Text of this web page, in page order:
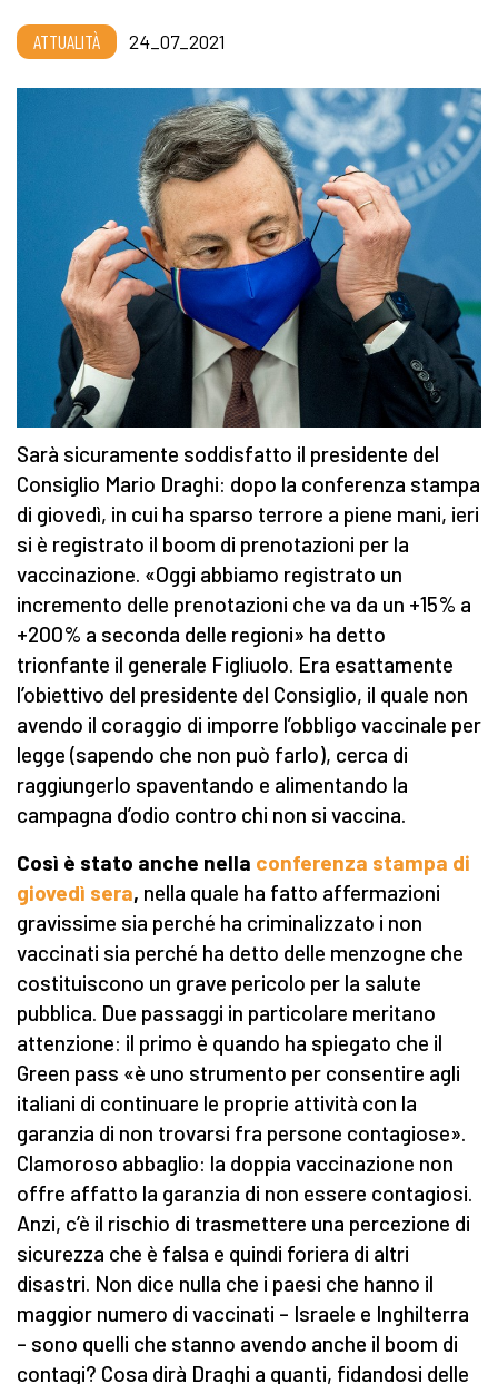
ATTUALITÀ 24_07_2021
Sarà sicuramente soddisfatto il presidente del
Consiglio Mario Draghi: dopo la conferenza stampa
di giovedì, in cui ha sparso terrore a piene mani, ieri
si è registrato il boom di prenotazioni per la
vaccinazione. «Oggi abbiamo registrato un
incremento delle prenotazioni che va da un +15% a
+200% a seconda delle regioni» ha detto
trionfante il generale Figliuolo. Era esattamente
l’obiettivo del presidente del Consiglio, il quale non
avendo il coraggio di imporre l’obbligo vaccinale per
legge (sapendo che non può farlo), cerca di
raggiungerlo spaventando e alimentando la
campagna d’odio contro chi non si vaccina.
Così è stato anche nella conferenza stampa di
giovedì sera, nella quale ha fatto affermazioni
gravissime sia perché ha criminalizzato i non
vaccinati sia perché ha detto delle menzogne che
costituiscono un grave pericolo per la salute
pubblica. Due passaggi in particolare meritano
attenzione: il primo è quando ha spiegato che il
Green pass «è uno strumento per consentire agli
italiani di continuare le proprie attività con la
garanzia di non trovarsi fra persone contagiose».
Clamoroso abbaglio: la doppia vaccinazione non
offre affatto la garanzia di non essere contagiosi.
Anzi, c’è il rischio di trasmettere una percezione di
sicurezza che è falsa e quindi foriera di altri
disastri. Non dice nulla che i paesi che hanno il
maggior numero di vaccinati – Israele e Inghilterra
– sono quelli che stanno avendo anche il boom di
contagi? Cosa dirà Draghi a quanti, fidandosi delle